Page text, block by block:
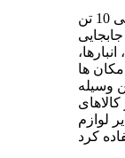
خودروهای تعادل دیزلی 10 تن Elite CPC100 به
مکان ها
وسیله
لوازم